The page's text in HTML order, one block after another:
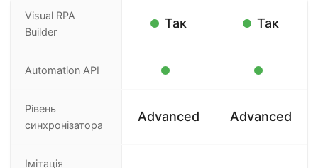
Visual RPA
Builder
Так Так
Automation API
Рівень
синхронізатора
Advanced Advanced
Імітація